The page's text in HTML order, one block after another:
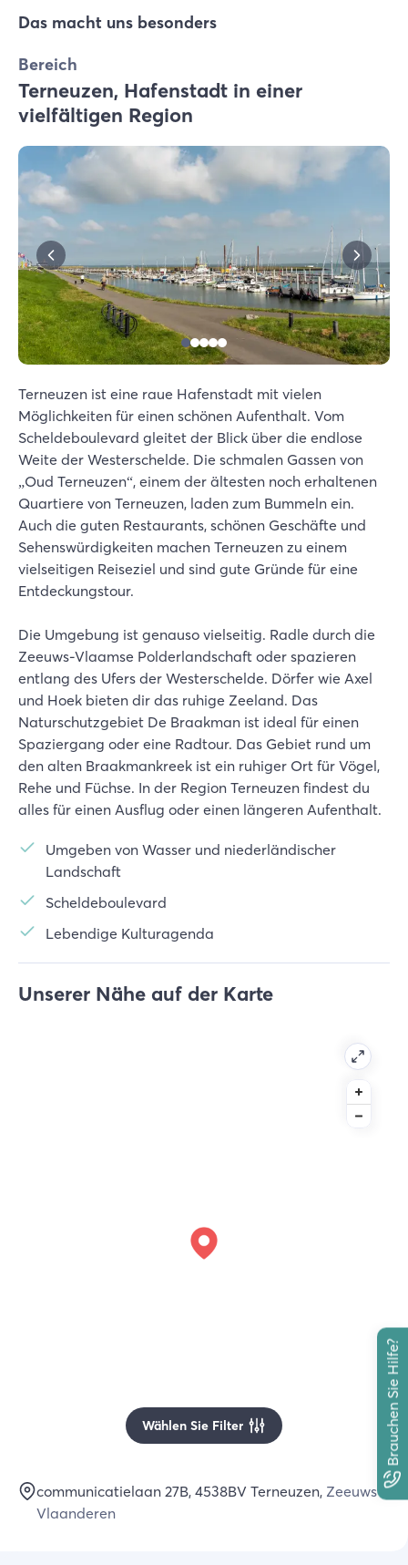
Brauchen Sie Hilfe?
Das macht uns besonders
Bereich
Terneuzen, Hafenstadt in einer
vielfältigen Region
Terneuzen ist eine raue Hafenstadt mit vielen
Möglichkeiten für einen schönen Aufenthalt. Vom
Scheldeboulevard gleitet der Blick über die endlose
Weite der Westerschelde. Die schmalen Gassen von
„Oud Terneuzen“, einem der ältesten noch erhaltenen
Quartiere von Terneuzen, laden zum Bummeln ein.
Auch die guten Restaurants, schönen Geschäfte und
Sehenswürdigkeiten machen Terneuzen zu einem
vielseitigen Reiseziel und sind gute Gründe für eine
Entdeckungstour.
Die Umgebung ist genauso vielseitig. Radle durch die
Zeeuws-Vlaamse Polderlandschaft oder spazieren
entlang des Ufers der Westerschelde. Dörfer wie Axel
und Hoek bieten dir das ruhige Zeeland. Das
Naturschutzgebiet De Braakman ist ideal für einen
Spaziergang oder eine Radtour. Das Gebiet rund um
den alten Braakmankreek ist ein ruhiger Ort für Vögel,
Rehe und Füchse. In der Region Terneuzen findest du
alles für einen Ausflug oder einen längeren Aufenthalt.
Umgeben von Wasser und niederländischer
Landschaft
Scheldeboulevard
Lebendige Kulturagenda
Unserer Nähe auf der Karte
Wählen Sie Filter
communicatielaan 27B, 4538BV Terneuzen, Zeeuws-
Vlaanderen